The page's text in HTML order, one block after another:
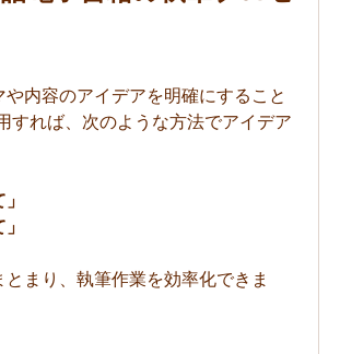
内容のアイデアを明確にすること
すれば、次のような方法でアイデア
まり、執筆作業を効率化できま